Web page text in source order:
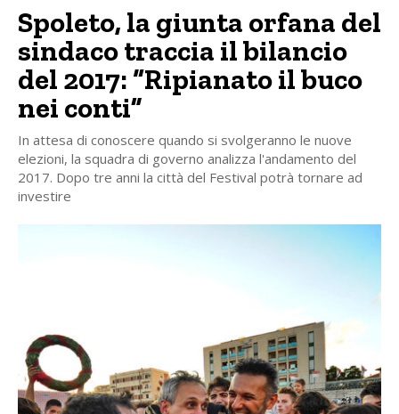
Spoleto, la giunta orfana del
sindaco traccia il bilancio
del 2017: “Ripianato il buco
nei conti”
In attesa di conoscere quando si svolgeranno le nuove
elezioni, la squadra di governo analizza l'andamento del
2017. Dopo tre anni la città del Festival potrà tornare ad
investire